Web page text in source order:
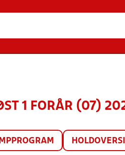
1 FORÅR (07)